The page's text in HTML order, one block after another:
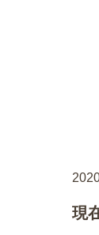
現